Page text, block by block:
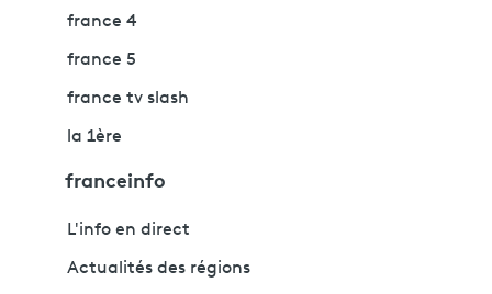
france 4
france 5
france tv slash
la 1ère
franceinfo
L'info en direct
Actualités des régions